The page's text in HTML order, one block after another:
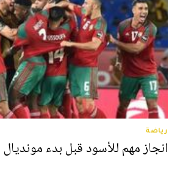
رياضة
انجاز مهم للأسود قبل بدء